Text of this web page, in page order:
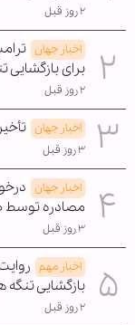
۲ روز قبل
اخبار جهان
برای
۲ روز قبل
اخبار جهان
۳ روز قبل
اخبار جهان
مصادره توسط
۳ روز قبل
اخبار مهم
بازگشایی تنگه
۲ روز قبل